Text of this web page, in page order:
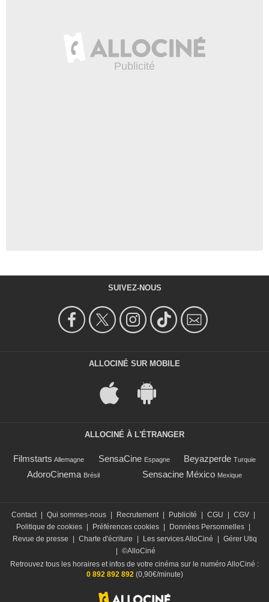
SUIVEZ-NOUS
ALLOCINÉ SUR MOBILE
ALLOCINÉ À L'ÉTRANGER
Filmstarts Allemagne SensaCine Espagne Beyazperde Turquie
AdoroCinema Brésil Sensacine México Mexique
Contact Qui sommes-nous Recrutement Publicité CGU CGV
Politique de cookies
Préférences cookies Données Personnelles
Revue de presse
Charte d'écriture Les services AlloCiné
Gérer Utiq
©AlloCiné
Retrouvez tous les horaires et infos de votre cinéma sur le numéro AlloCiné :
0 892 892 892(0,90€/minute)